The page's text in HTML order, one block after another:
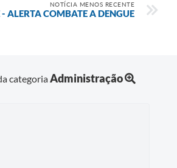
NOTÍCIA MENOS RECENTE
ALERTA COMBATE A DENGUE
categoriaAdministração